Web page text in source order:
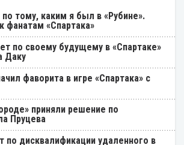
тому, каким я был в «Рубине».
фанатам «Спартака»
по своему будущему в «Спартаке»
Даку
фаворита в игре «Спартака» с
приняли решение по
Пруцева
по дисквалификации удаленного в